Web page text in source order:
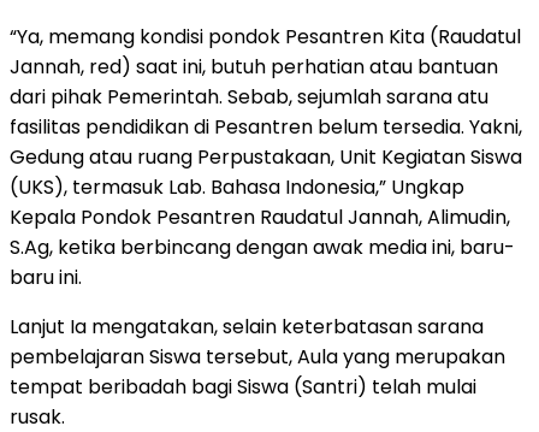
“Ya, memang kondisi pondok Pesantren Kita (Raudatul
Jannah, red) saat ini, butuh perhatian atau bantuan
dari pihak Pemerintah. Sebab, sejumlah sarana atu
fasilitas pendidikan di Pesantren belum tersedia. Yakni,
Gedung atau ruang Perpustakaan, Unit Kegiatan Siswa
(UKS), termasuk Lab. Bahasa Indonesia,” Ungkap
Kepala Pondok Pesantren Raudatul Jannah, Alimudin,
S.Ag, ketika berbincang dengan awak media ini, baru-
baru ini.
Lanjut Ia mengatakan, selain keterbatasan sarana
pembelajaran Siswa tersebut, Aula yang merupakan
tempat beribadah bagi Siswa (Santri) telah mulai
rusak.